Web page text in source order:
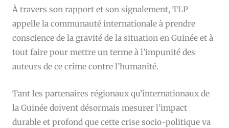
À travers son rapport et son signalement, TLP
appelle la communauté internationale à prendre
conscience de la gravité de la situation en Guinée et à
tout faire pour mettre un terme à l’impunité des
auteurs de ce crime contre l’humanité.
Tant les partenaires régionaux qu’internationaux de
la Guinée doivent désormais mesurer l’impact
durable et profond que cette crise socio-politique va